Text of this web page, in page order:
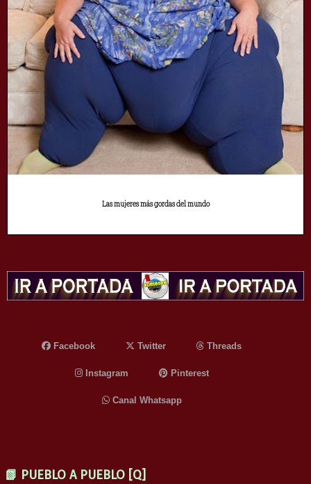
Las mujeres más gordas del mundo
Facebook Twitter Threads
Instagram Pinterest
Canal Whatsapp
📗 PUEBLO A PUEBLO [Q]